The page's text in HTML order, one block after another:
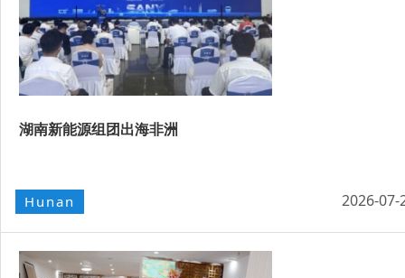
湖南新能源组团出海非洲
Hunan 2026-07-